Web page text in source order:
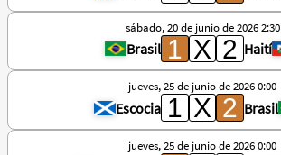
sábado, 20 de junio de 2026 2:30
Brasil Haití
jueves, 25 de junio de 2026 0:00
Escocia Brasil
jueves, 25 de junio de 2026 0:00